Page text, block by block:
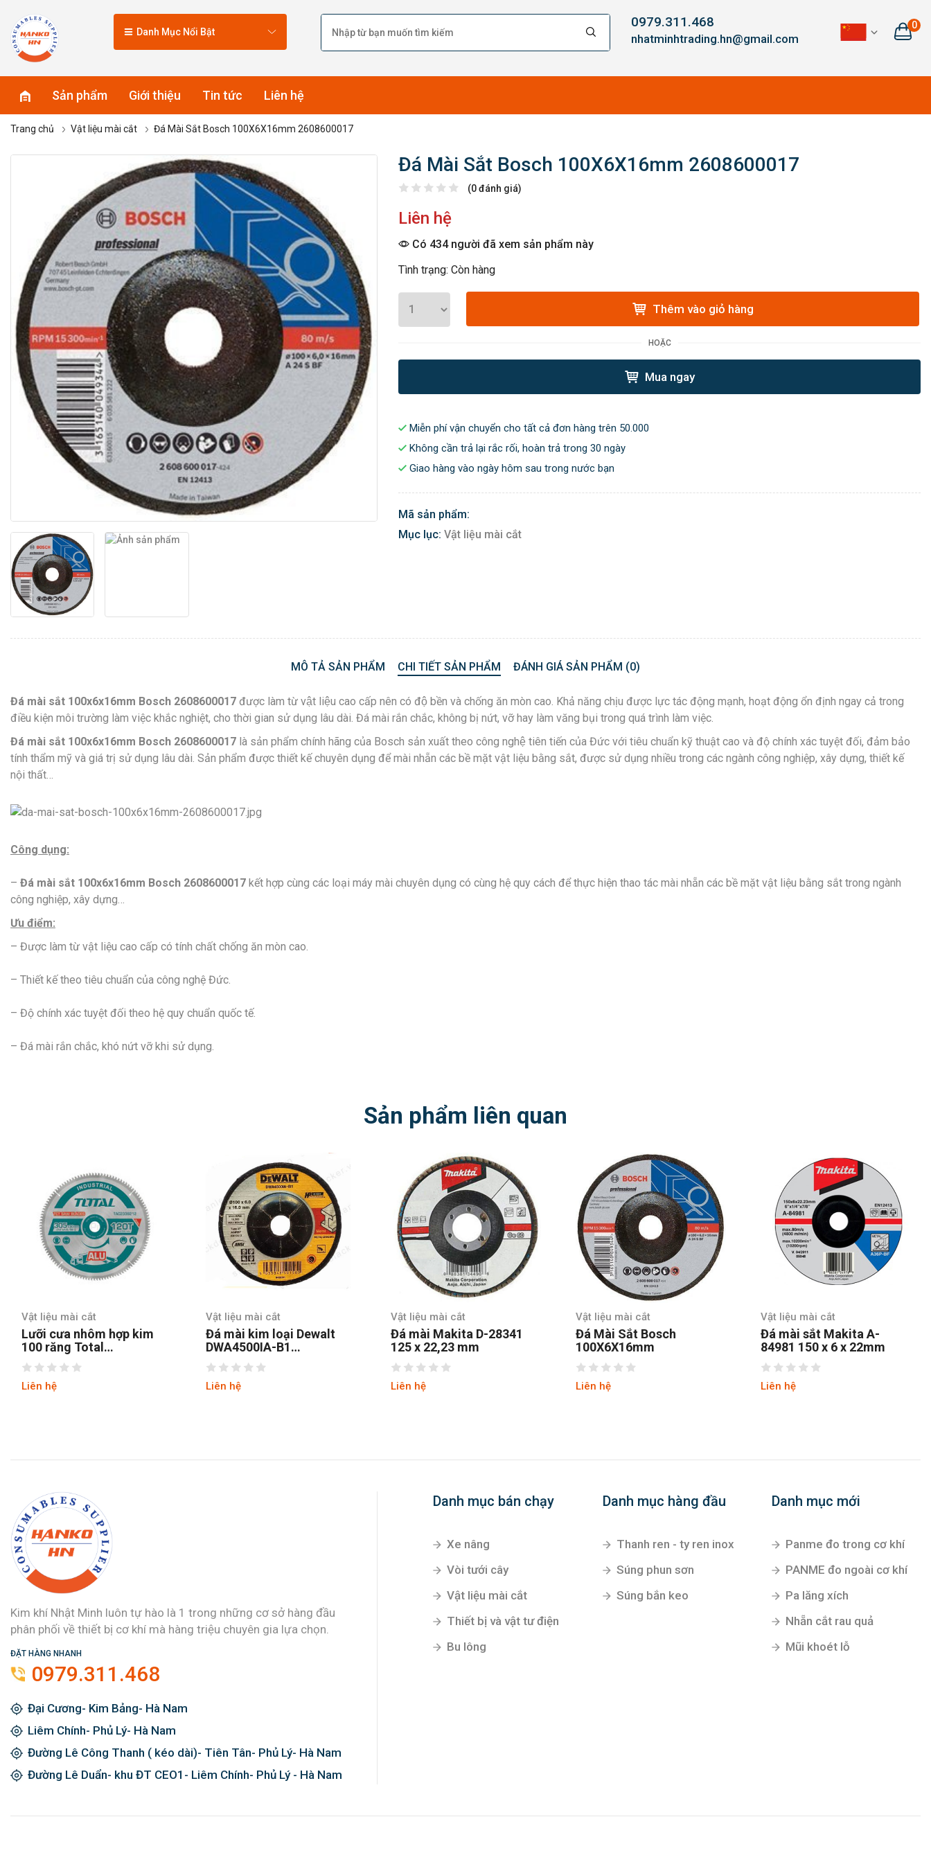
Danh Mục Nổi Bật
0979.311.468
nhatminhtrading.hn@gmail.com
0
Sản phẩm Giới thiệu Tin tức Liên hệ
Trang chủ Vật liệu mài cắt Đá Mài Sắt Bosch 100X6X16mm 2608600017
Đá Mài Sắt Bosch 100X6X16mm 2608600017
(0 đánh giá)
Liên hệ
Có 434 người đã xem sản phẩm này
Tình trạng: Còn hàng
Thêm vào giỏ hàng
HOẶC
Mua ngay
Miễn phí vận chuyển cho tất cả đơn hàng trên 50.000
Không cần trả lại rắc rối, hoàn trả trong 30 ngày
Giao hàng vào ngày hôm sau trong nước bạn
Mã sản phẩm:
Mục lục: Vật liệu mài cắt
MÔ TẢ SẢN PHẨM CHI TIẾT SẢN PHẨM ĐÁNH GIÁ SẢN PHẨM (0)
Đá mài sắt 100x6x16mm Bosch 2608600017 được làm từ vật liệu cao cấp nên có độ bền và chống ăn mòn cao. Khả năng chịu được lực tác động mạnh, hoạt động ổn định ngay cả trong
điều kiện môi trường làm việc khắc nghiệt, cho thời gian sử dụng lâu dài. Đá mài rắn chắc, không bị nứt, vỡ hay làm văng bụi trong quá trình làm việc.
Đá mài sắt 100x6x16mm Bosch 2608600017 là sản phẩm chính hãng của Bosch sản xuất theo công nghệ tiên tiến của Đức với tiêu chuẩn kỹ thuật cao và độ chính xác tuyệt đối, đảm bảo
tính thẩm mỹ và giá trị sử dụng lâu dài. Sản phẩm được thiết kế chuyên dụng để mài nhẵn các bề mặt vật liệu bằng sắt, được sử dụng nhiều trong các ngành công nghiệp, xây dựng, thiết kế
nội thất…
Công dụng:
– Đá mài sắt 100x6x16mm Bosch 2608600017 kết hợp cùng các loại máy mài chuyên dụng có cùng hệ quy cách để thực hiện thao tác mài nhẵn các bề mặt vật liệu bằng sắt trong ngành
công nghiệp, xây dựng…
Ưu điểm:
– Được làm từ vật liệu cao cấp có tính chất chống ăn mòn cao.
– Thiết kế theo tiêu chuẩn của công nghệ Đức.
– Độ chính xác tuyệt đối theo hệ quy chuẩn quốc tế.
– Đá mài rắn chắc, khó nứt vỡ khi sử dụng.
Sản phẩm liên quan
Vật liệu mài cắt
Lưỡi cưa nhôm hợp kim
100 răng Total
TAC2337210 254mm
Liên hệ
Vật liệu mài cắt
Đá mài kim loại Dewalt
DWA4500IA-B1
100x6x16mm
Liên hệ
Vật liệu mài cắt
Đá mài Makita D-28341
125 x 22,23 mm
Liên hệ
Vật liệu mài cắt
Đá Mài Sắt Bosch
100X6X16mm
Liên hệ
Vật liệu mài cắt
Đá mài sắt Makita A-
84981 150 x 6 x 22mm
Liên hệ
Kim khí Nhật Minh luôn tự hào là 1 trong những cơ sở hàng đầu
phân phối về thiết bị cơ khí mà hàng triệu chuyên gia lựa chọn.
ĐẶT HÀNG NHANH
0979.311.468
Đại Cương- Kim Bảng- Hà Nam
Liêm Chính- Phủ Lý- Hà Nam
Đường Lê Công Thanh ( kéo dài)- Tiên Tân- Phủ Lý- Hà Nam
Đường Lê Duẩn- khu ĐT CEO1- Liêm Chính- Phủ Lý - Hà Nam
Danh mục bán chạy
Xe nâng
Vòi tưới cây
Vật liệu mài cắt
Thiết bị và vật tư điện
Bu lông
Danh mục hàng đầu
Thanh ren - ty ren inox
Súng phun sơn
Súng bắn keo
Danh mục mới
Panme đo trong cơ khí
PANME đo ngoài cơ khí
Pa lăng xích
Nhẵn cắt rau quả
Mũi khoét lỗ